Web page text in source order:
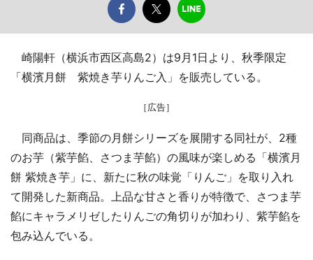
崎陽軒（横浜市西区高島2）は9月1日より、秋季限定
「横濱月餅 紫焼き芋りんご入」を販売している。
［広告］
同商品は、季節の月餅シリーズを展開する同社が、2種
のお芋（紫芋餡、さつま芋餡）の風味が楽しめる「横濱月
餅 紫焼き芋」に、新たに秋の味覚「りんご」を取り入れ
て開発した新商品。上品な甘さと香りが特徴で、さつま芋
餡にキャラメリゼしたりんごの角切りが加わり、紫芋餡を
包み込んでいる。